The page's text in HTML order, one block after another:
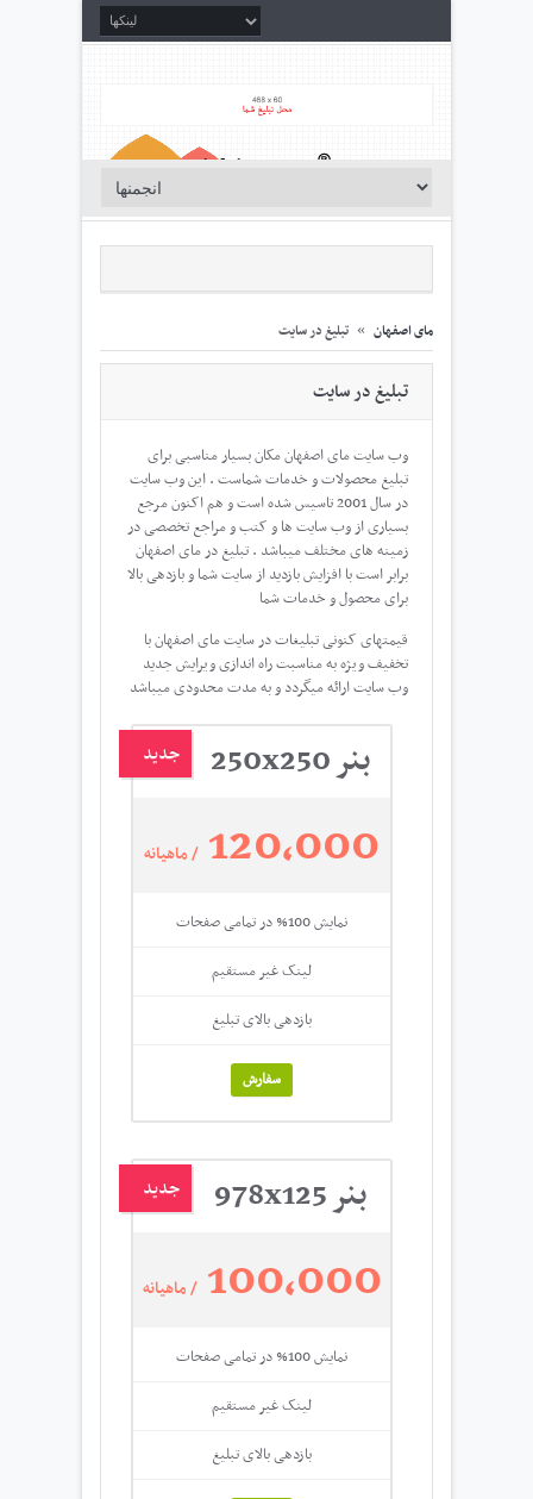
مای اصفهان » تبلیغ در سایت
تبلیغ در سایت
وب سایت مای اصفهان مکان بسیار مناسبی برای
تبلیغ محصولات و خدمات شماست . این وب سایت
در سال 2001 تاسیس شده است و هم اکنون مرجع
بسیاری از وب سایت ها و کتب و مراجع تخصصی در
زمینه های مختلف میباشد . تبلیغ در مای اصفهان
برابر است با افزایش بازدید از سایت شما و بازدهی بالا
برای محصول و خدمات شما
قیمتهای کنونی تبلیغات در سایت مای اصفهان با
تخفیف ویژه به مناسبت راه اندازی ویرایش جدید
وب سایت ارائه میگردد و به مدت محدودی میباشد
جدید بنر 250x250
120,000 / ماهیانه
نمایش 100% در تمامی صفحات
لینک غیر مستقیم
بازدهی بالای تبلیغ
سفارش
جدید بنر 978x125
100,000 / ماهیانه
نمایش 100% در تمامی صفحات
لینک غیر مستقیم
بازدهی بالای تبلیغ